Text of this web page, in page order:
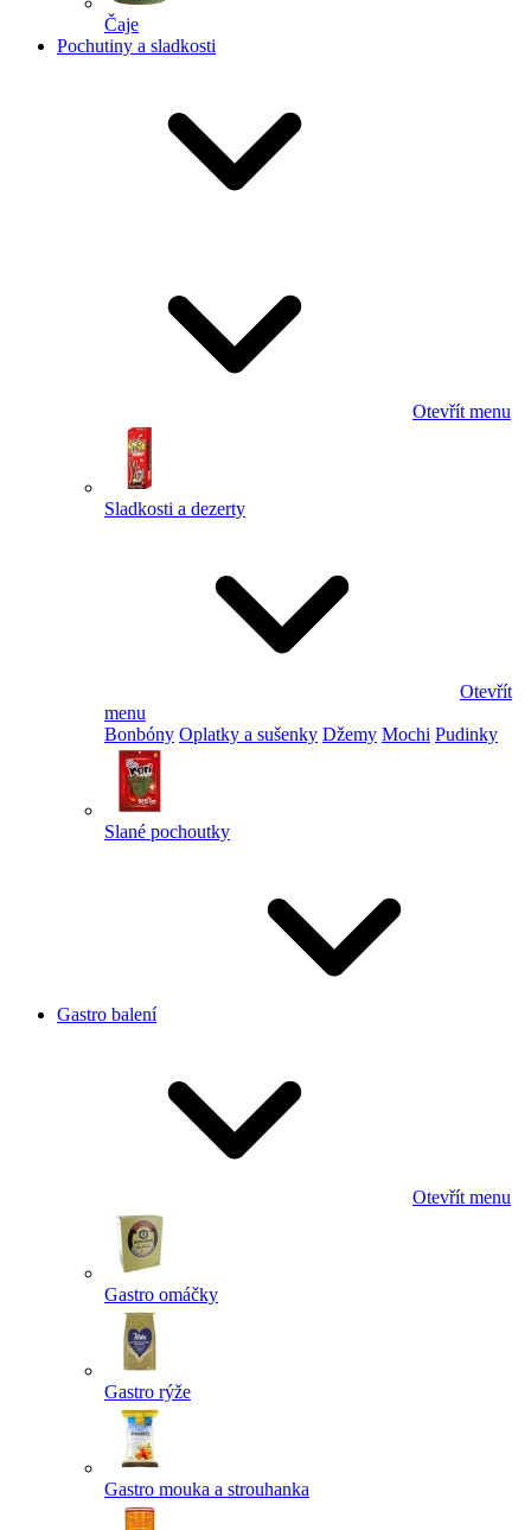
Čaje
Pochutiny a sladkosti
Otevřít menu
Sladkosti a dezerty
Otevřít
menu
Bonbóny Oplatky a sušenky Džemy Mochi Pudinky
Slané pochoutky
Gastro balení
Otevřít menu
Gastro omáčky
Gastro rýže
Gastro mouka a strouhanka